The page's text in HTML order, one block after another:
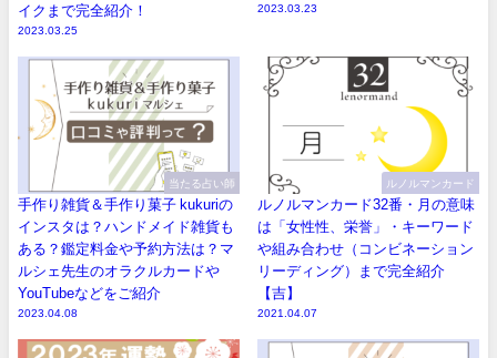
イクまで完全紹介！
2023.03.25
2023.03.23
当たる占い師
手作り雑貨＆手作り菓子 kukuriの
インスタは？ハンドメイド雑貨も
ある？鑑定料金や予約方法は？マ
ルシェ先生のオラクルカードや
YouTubeなどをご紹介
2023.04.08
ルノルマンカード
ルノルマンカード32番・月の意味
は「女性性、栄誉」・キーワード
や組み合わせ（コンビネーション
リーディング）まで完全紹介
【吉】
2021.04.07